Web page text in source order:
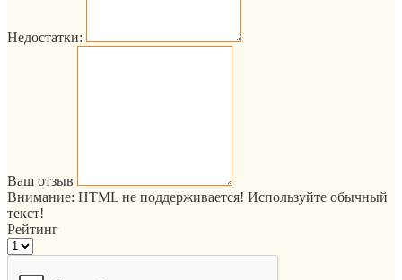
Недостатки:
Ваш отзыв
Внимание: HTML не поддерживается! Используйте обычный
текст!
Рейтинг